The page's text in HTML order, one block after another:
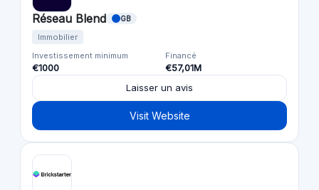
Réseau Blend GB
Immobilier
Investissement minimum
€1000
Financé
€57,01M
Laisser un avis
Visit Website